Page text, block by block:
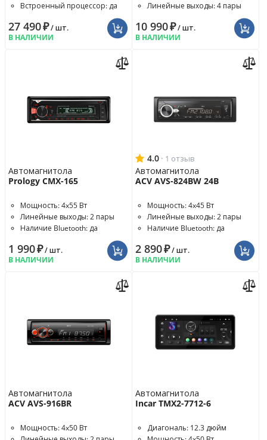
Встроенный процессор: да
27 490₽/ шт.
В НАЛИЧИИ
Линейные выходы: 4 пары
10 990₽/ шт.
В НАЛИЧИИ
Автомагнитола
Prology CMX-165
Мощность: 4x55 Вт
Линейные выходы: 2 пары
Наличие Bluetooth: да
1 990₽/ шт.
В НАЛИЧИИ
4.0 · 1 отзыв
Автомагнитола
ACV AVS-824BW 24В
Мощность: 4x45 Вт
Линейные выходы: 2 пары
Наличие Bluetooth: да
2 890₽/ шт.
В НАЛИЧИИ
Автомагнитола
ACV AVS-916BR
Мощность: 4x50 Вт
Автомагнитола
Incar TMX2-7712-6
Диагональ: 12.3 дюйм